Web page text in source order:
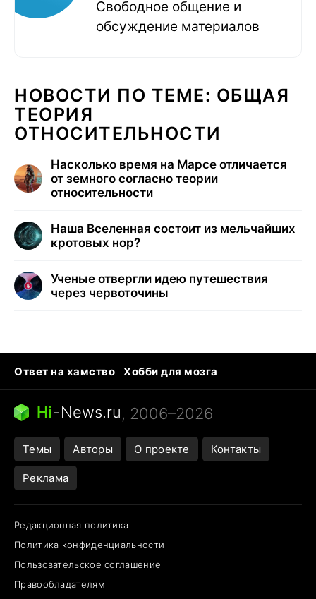
Свободное общение и
обсуждение материалов
НОВОСТИ ПО ТЕМЕ: ОБЩАЯ
ТЕОРИЯ
ОТНОСИТЕЛЬНОСТИ
Насколько время на Марсе отличается
от земного согласно теории
относительности
Наша Вселенная состоит из мельчайших
кротовых нор?
Ученые отвергли идею путешествия
через червоточины
Ответ на хамство
Хобби для мозга
Бензин 100 и 95
Тунцы в океанариуме
Следующая пандемия
Hi-News.ru, 2006–2026
Темы Авторы О проекте Контакты
Реклама
Редакционная политика
Политика конфиденциальности
Пользовательское соглашение
Правообладателям